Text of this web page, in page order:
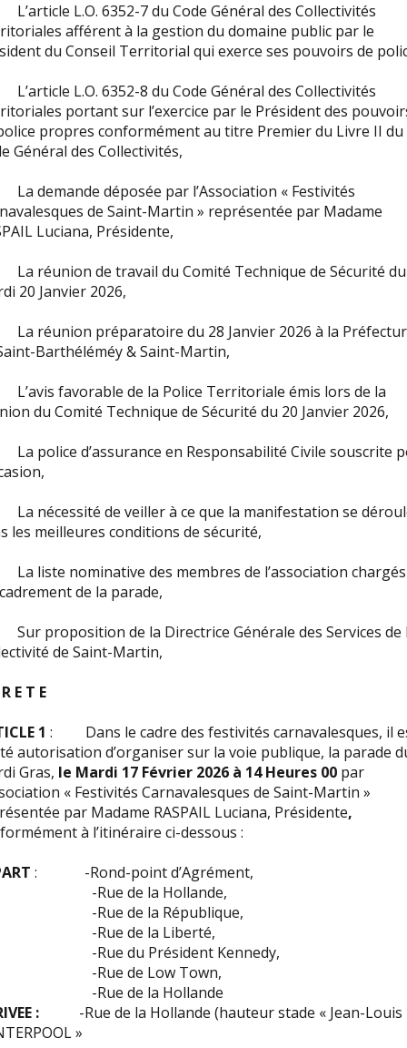
L.O. 6352-7 du Code Général des Collectivités
afférent à la gestion du domaine public par le
du Conseil Territorial qui exerce ses pouvoirs de
L.O. 6352-8 du Code Général des Collectivités
portant sur l’exercice par le Président des
propres conformément au titre Premier du Livre II du
Général des Collectivités,
demande déposée par l’Association « Festivités
de Saint-Martin » représentée par Madame
Luciana, Présidente,
réunion de travail du Comité Technique de Sécurité du
20 Janvier 2026,
réunion préparatoire du 28 Janvier 2026 à la
Barthéléméy & Saint-Martin,
favorable de la Police Territoriale émis lors de la
du Comité Technique de Sécurité du 20 Janvier 2026,
police d’assurance en Responsabilité Civile souscrite
nécessité de veiller à ce que la manifestation se
les meilleures conditions de sécurité,
liste nominative des membres de l’association
de la parade,
proposition de la Directrice Générale des Services de
de Saint-Martin,
E T E
1 : Dans le cadre des festivités carnavalesques, il
autorisation d’organiser sur la voie publique, la parade
Gras, le Mardi 17 Février 2026 à 14 Heures 00 par
« Festivités Carnavalesques de Saint-Martin »
par Madame RASPAIL Luciana, Présidente,
à l’itinéraire ci-dessous :
: -Rond-point d’Agrément,
de la Hollande,
de la République,
de la Liberté,
du Président Kennedy,
de Low Town,
de la Hollande
: -Rue de la Hollande (hauteur stade « Jean-Louis
»